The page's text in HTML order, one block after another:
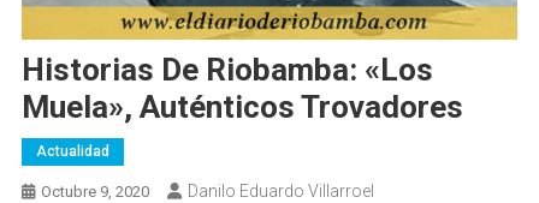
Historias De Riobamba: «Los
Muela», Auténticos Trovadores
Actualidad
Octubre 9, 2020 Danilo Eduardo Villarroel